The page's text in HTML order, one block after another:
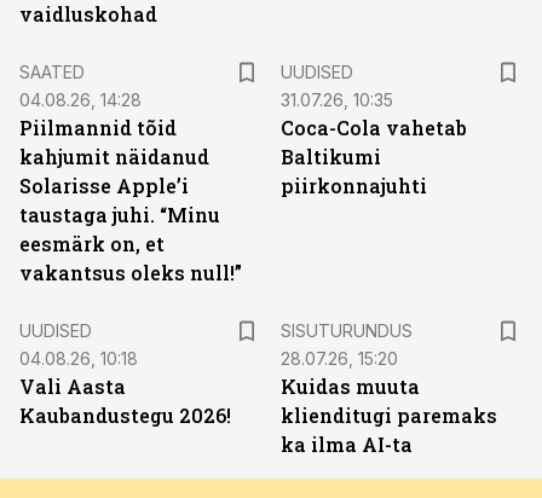
vaidluskohad
SAATED
04.08.26, 14:28
Piilmannid tõid
kahjumit näidanud
Solarisse Apple’i
taustaga juhi. “Minu
eesmärk on, et
vakantsus oleks null!”
UUDISED
31.07.26, 10:35
Coca-Cola vahetab
Baltikumi
piirkonnajuhti
UUDISED
04.08.26, 10:18
Vali Aasta
Kaubandustegu 2026!
SISUTURUNDUS
28.07.26, 15:20
Kuidas muuta
klienditugi paremaks
ka ilma AI-ta